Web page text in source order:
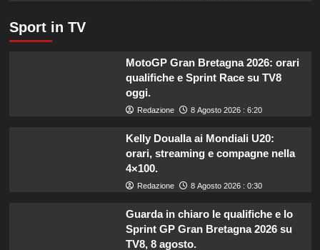
Sport in TV
MotoGP Gran Bretagna 2026: orari
qualifiche e Sprint Race su TV8
oggi.
Redazione 8 Agosto 2026 : 6:20
Kelly Doualla ai Mondiali U20:
orari, streaming e compagne nella
4×100.
Redazione 8 Agosto 2026 : 0:30
Guarda in chiaro le qualifiche e lo
Sprint GP Gran Bretagna 2026 su
TV8, 8 agosto.